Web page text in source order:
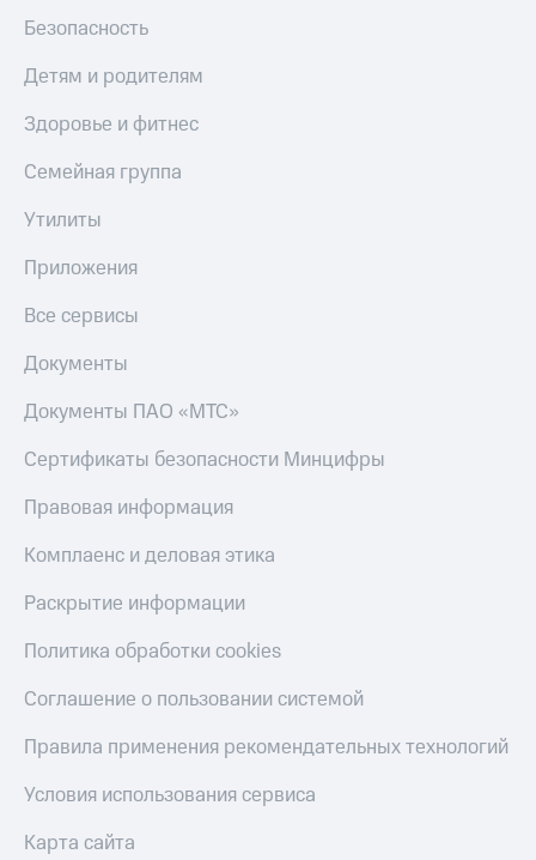
Безопасность
Детям и родителям
Здоровье и фитнес
Семейная группа
Утилиты
Приложения
Все сервисы
Документы
Документы ПАО «МТС»
Сертификаты безопасности Минцифры
Правовая информация
Комплаенс и деловая этика
Раскрытие информации
Политика обработки cookies
Соглашение о пользовании системой
Правила применения рекомендательных технологий
Условия использования сервиса
Карта сайта